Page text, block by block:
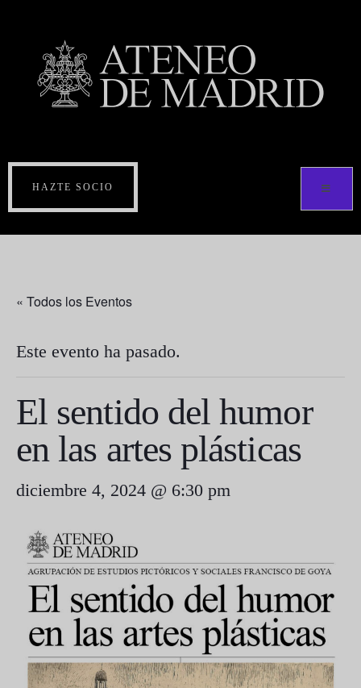
HAZTE SOCIO
« Todos los Eventos
Este evento ha pasado.
El sentido del humor
en las artes plásticas
diciembre 4, 2024 @ 6:30 pm